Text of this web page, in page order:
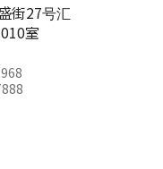
街27号汇
室